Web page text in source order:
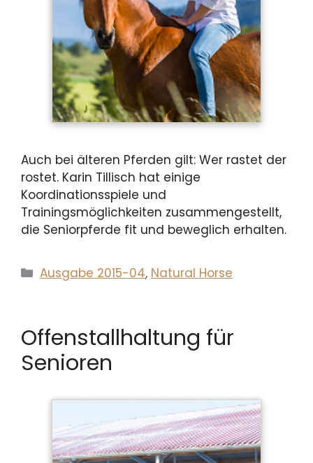
Auch bei älteren Pferden gilt: Wer rastet der
rostet. Karin Tillisch hat einige
Koordinationsspiele und
Trainingsmöglichkeiten zusammengestellt,
die Seniorpferde fit und beweglich erhalten.
Kategorien
Ausgabe 2015-04, Natural Horse
Offenstallhaltung für
Senioren